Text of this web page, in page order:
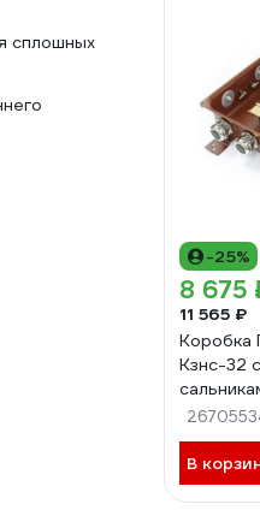
сплошных
-25%
8 675
11 565 ₽
Кзнс-32
В